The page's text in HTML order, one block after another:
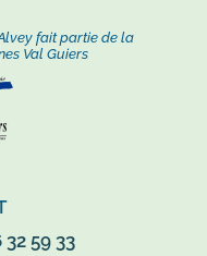
fait partie de la
Val Guiers
59 33